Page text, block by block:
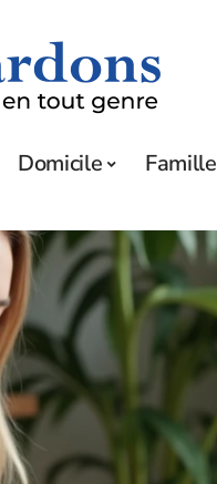
Domicile Famille